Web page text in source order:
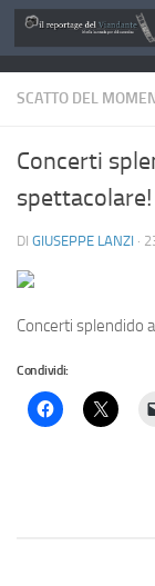
Salta al
SCATTO DEL
Concerti
DI GIUSEPPE LANZI ·
Concerti splendido
Condividi: